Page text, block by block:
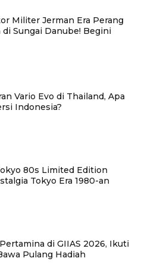
Militer Jerman Era Perang
Sungai Danube! Begini
Vario Evo di Thailand, Apa
Indonesia?
80s Limited Edition
Tokyo Era 1980-an
di GIIAS 2026, Ikuti
Pulang Hadiah